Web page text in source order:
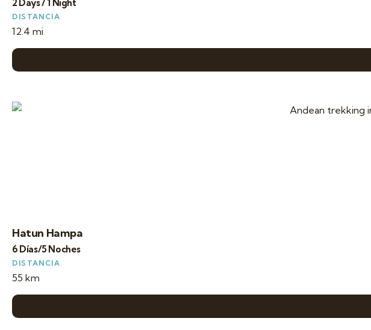
2 Days / 1 Night
DISTANCIA
12.4 mi
Hatun Hampa
6 Días/5 Noches
DISTANCIA
55 km